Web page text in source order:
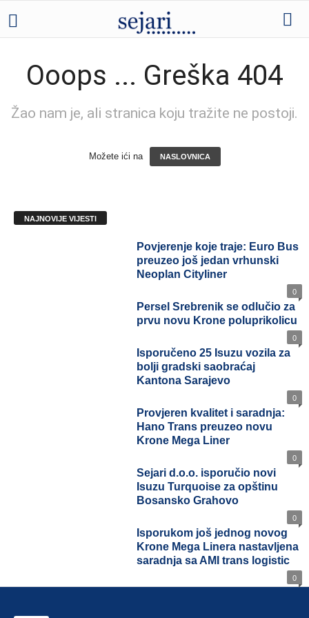
Ooops ... Greška 404
Žao nam je, ali stranica koju tražite ne postoji.
Možete ići na NASLOVNICA
NAJNOVIJE VIJESTI
Povjerenje koje traje: Euro
Bus preuzeo još jedan
vrhunski Neoplan Cityliner
0
Persel Srebrenik se odlučio za
prvu novu Krone poluprikolicu
0
Isporučeno 25 Isuzu vozila za
bolji gradski saobraćaj
Kantona Sarajevo
0
Provjeren kvalitet i saradnja:
Hano Trans preuzeo novu
Krone Mega Liner
0
Sejari d.o.o. isporučio novi
Isuzu Turquoise za opštinu
Bosansko Grahovo
0
Isporukom još jednog novog
Krone Mega Linera
nastavljena saradnja sa AMI